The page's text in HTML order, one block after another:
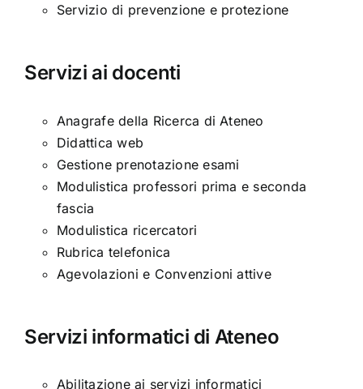
Servizio di prevenzione e protezione
Servizi ai docenti
Anagrafe della Ricerca di Ateneo
Didattica web
Gestione prenotazione esami
Modulistica professori prima e seconda
fascia
Modulistica ricercatori
Rubrica telefonica
Agevolazioni e Convenzioni attive
Servizi informatici di Ateneo
Abilitazione ai servizi informatici